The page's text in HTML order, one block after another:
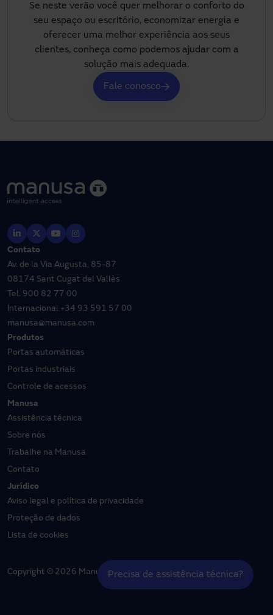
Precisa de assistência técnica?
Se neste verão você quer melhorar o conforto do
seu espaço ou escritório, economizar energia e
oferecer uma melhor experiência aos seus
clientes, conheça como podemos ajudar com a
solução mais adequada.
Fale conosco
Contato
Av. de la Via Augusta, 85-87
08174 Sant Cugat del Vallès
Tel. 900 82 77 00
Internacional +34 93 591 57 00
manusa@manusa.com
Produtos
Portas automáticas
Portas industriais
Controle de acessos
Manusa
Assistência técnica
Sobre nós
Trabalhe na Manusa
Contato
Jurídico
Aviso legal e política de privacidade
Proteção de dados
Lista de cookies
Copyright © 2026 Manusa | Todos os direitos reservados